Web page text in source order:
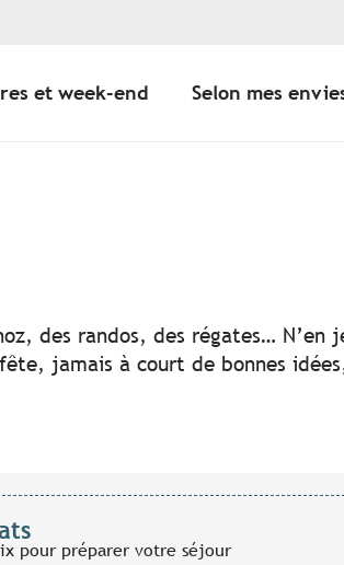
et week-end Selon mes
favoris
des randos, des régates…
jamais à court de bonnes
pour préparer votre séjour